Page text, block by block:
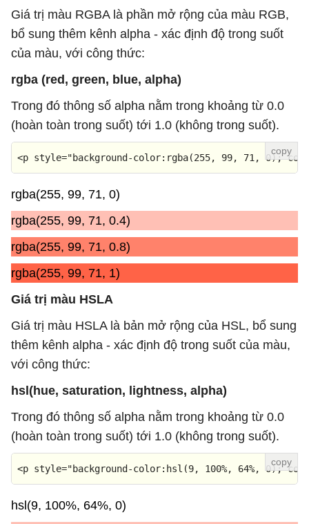
Giá trị màu RGBA là phần mở rộng của màu RGB,
bổ sung thêm kênh alpha - xác định độ trong suốt
của màu, với công thức:
rgba (red, green, blue, alpha)
Trong đó thông số alpha nằm trong khoảng từ 0.0
(hoàn toàn trong suốt) tới 1.0 (không trong suốt).
<p style="background-color:rgba(255, 99, 71, 0);
rgba(255, 99, 71, 0)
rgba(255, 99, 71, 0.4)
rgba(255, 99, 71, 0.8)
rgba(255, 99, 71, 1)
Giá trị màu HSLA
Giá trị màu HSLA là bản mở rộng của HSL, bổ sung
thêm kênh alpha - xác định độ trong suốt của màu,
với công thức:
hsl(hue, saturation, lightness, alpha)
Trong đó thông số alpha nằm trong khoảng từ 0.0
(hoàn toàn trong suốt) tới 1.0 (không trong suốt).
<p style="background-color:hsl(9, 100%, 64%, 0);
hsl(9, 100%, 64%, 0)